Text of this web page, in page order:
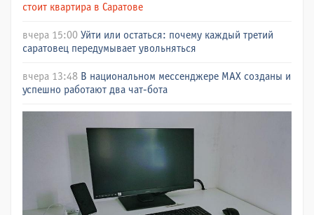
стоит квартира в Саратове
вчера 15:00 Уйти или остаться: почему каждый третий
саратовец передумывает увольняться
вчера 13:48 В национальном мессенджере МАХ созданы и
успешно работают два чат-бота